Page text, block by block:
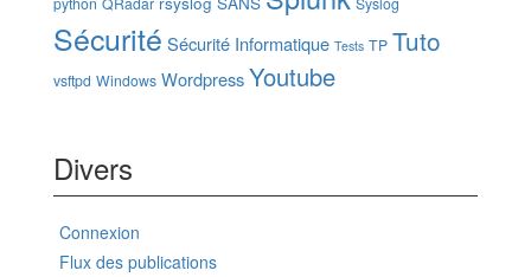
Sécurité Sécurité Informatique Tests TP Tuto
vsftpd Windows WordpressYoutube
Divers
Connexion
Flux des publications